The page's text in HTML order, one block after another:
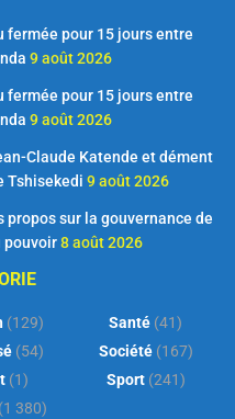
fermée pour 15 jours entre
9 août 2026
fermée pour 15 jours entre
9 août 2026
Claude Katende et dément
Tshisekedi 9 août 2026
propos sur la gouvernance de
pouvoir8 août 2026
(129)
(54)
(1)
380)
Santé (41)
Société(167)
Sport(241)